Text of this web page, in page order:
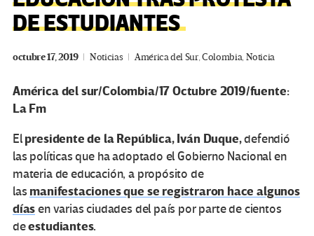
DE ESTUDIANTES
octubre 17, 2019 Noticias América del Sur,Colombia,Noticia
América del sur/Colombia/17 Octubre 2019/fuente:
La Fm
Elpresidente de la República, Iván Duque,defendió
las políticas que ha adoptado el Gobierno Nacional en
materia de educación, a propósito de
las manifestaciones que se registraron hace algunos
díasen varias ciudades del país por parte de cientos
deestudiantes.